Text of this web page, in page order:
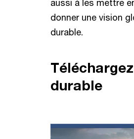
aussi à les mettre
donner une vision
durable.
durable